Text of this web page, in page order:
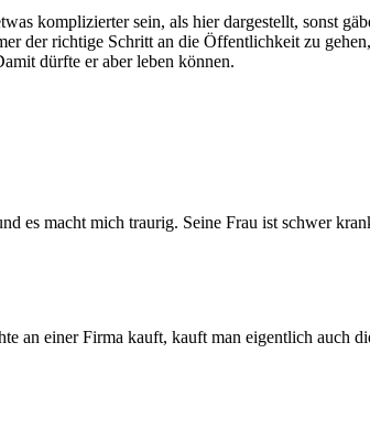
komplizierter sein, als hier dargestellt, sonst
der richtige Schritt an die Öffentlichkeit zu
dürfte er aber leben können.
es macht mich traurig. Seine Frau ist schwer
an einer Firma kauft, kauft man eigentlich auch